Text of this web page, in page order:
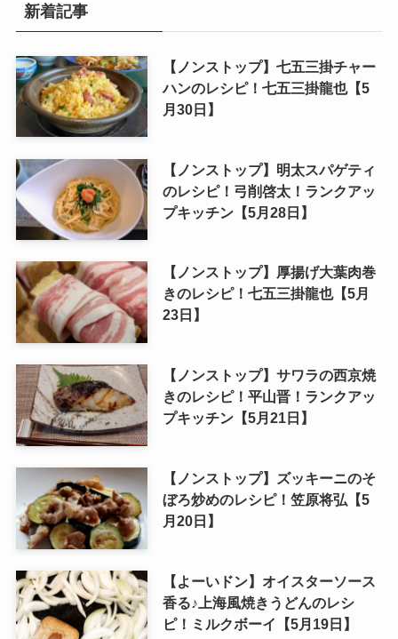
新着記事
【ノンストップ】七五三掛チャー
ハンのレシピ！七五三掛龍也【5
月30日】
【ノンストップ】明太スパゲティ
のレシピ！弓削啓太！ランクアッ
プキッチン【5月28日】
【ノンストップ】厚揚げ大葉肉巻
きのレシピ！七五三掛龍也【5月
23日】
【ノンストップ】サワラの西京焼
きのレシピ！平山晋！ランクアッ
プキッチン【5月21日】
【ノンストップ】ズッキーニのそ
ぼろ炒めのレシピ！笠原将弘【5
月20日】
【よーいドン】オイスターソース
香る♪上海風焼きうどんのレシ
ピ！ミルクボーイ【5月19日】